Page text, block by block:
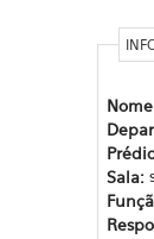
Sala: